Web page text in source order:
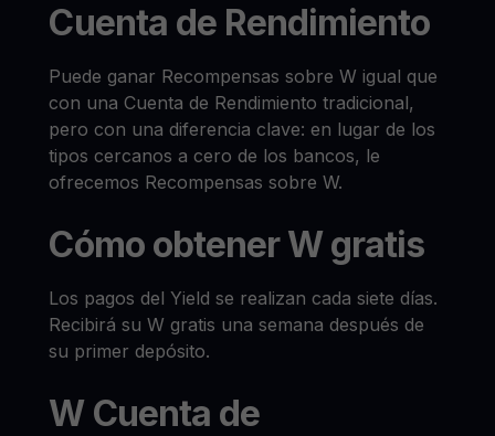
Cuenta de Rendimiento
Puede ganar Recompensas sobre W igual que
con una Cuenta de Rendimiento tradicional,
pero con una diferencia clave: en lugar de los
tipos cercanos a cero de los bancos, le
ofrecemos Recompensas sobre W.
Cómo obtener W gratis
Los pagos del Yield se realizan cada siete días.
Recibirá su W gratis una semana después de
su primer depósito.
W Cuenta de